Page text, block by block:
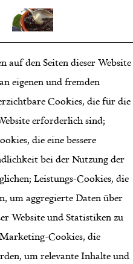
GMBH
21, 3494
KREMS
+43 664
auf den Seiten dieser Website
eigenen und fremden
Cookies, die für die
erforderlich sind;
die eine bessere
bei der Nutzung der
Leistungs-Cookies, die
um aggregierte Daten über
Website und Statistiken zu
Cookies, die
um relevante Inhalte und